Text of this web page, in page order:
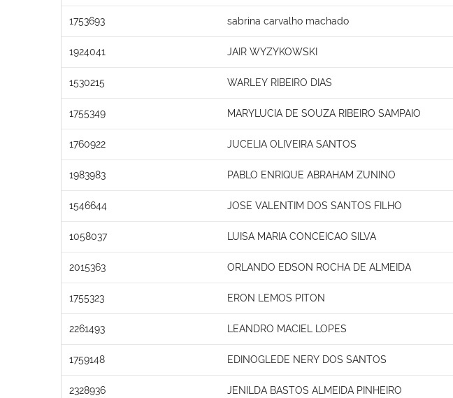
1753693 sabrina carvalho machado
1924041 JAIR WYZYKOWSKI
1530215 WARLEY RIBEIRO DIAS
1755349 MARYLUCIA DE SOUZA RIBEIRO SAMPAIO
1760922 JUCELIA OLIVEIRA SANTOS
1983983 PABLO ENRIQUE ABRAHAM ZUNINO
1546644 JOSE VALENTIM DOS SANTOS FILHO
1058037 LUISA MARIA CONCEICAO SILVA
2015363 ORLANDO EDSON ROCHA DE ALMEIDA
1755323 ERON LEMOS PITON
2261493 LEANDRO MACIEL LOPES
1759148 EDINOGLEDE NERY DOS SANTOS
2328936 JENILDA BASTOS ALMEIDA PINHEIRO